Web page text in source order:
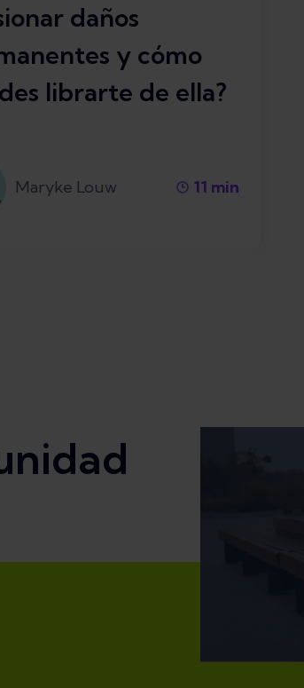
daños
y cómo
librarte de ella?
Maryke Louw 11 min